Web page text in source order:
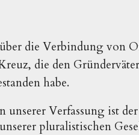
die Verbindung von
die den
habe.
unserer Verfassung ist
pluralistischen